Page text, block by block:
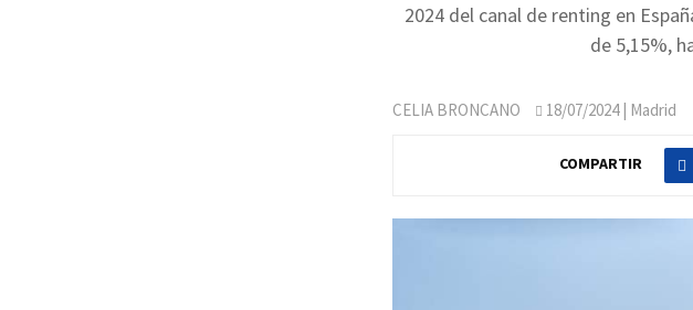
2024 del canal de renting en
de 5,15%,
CELIA BRONCANO 18/07/2024| Madrid
COMPARTIR